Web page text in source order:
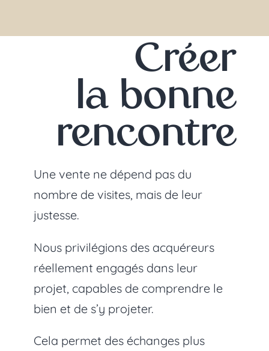
Créer
la bonne
rencontre
Une vente ne dépend pas du
nombre de visites, mais de leur
justesse.
Nous privilégions des acquéreurs
réellement engagés dans leur
projet, capables de comprendre le
bien et de s’y projeter.
Cela permet des échanges plus